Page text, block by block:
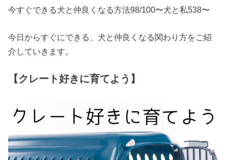
今すぐできる犬と仲良くなる方法98/100〜犬と私538〜
今日からすぐにできる、犬と仲良くなる関わり方をご紹
介していきます。
【クレート好きに育てよう】